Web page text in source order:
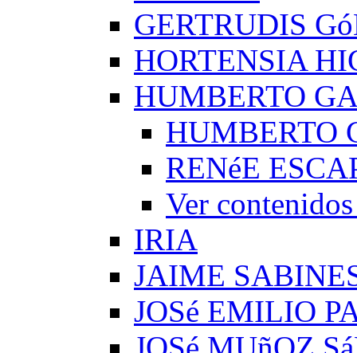
GERTRUDIS
HORTENSIA
HUMBERTO
HUMBERTO
RENéE
Ver
IRIA
JAIME
JOSé EMILIO